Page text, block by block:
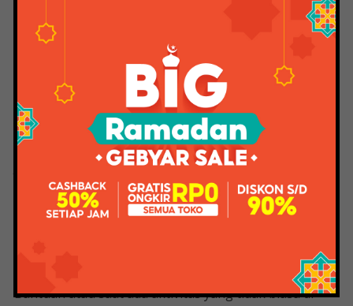
Dapatkan berita baru dan berita terpilih setiap hari
dari Kompas.com. Join Grup Telegram “Kompas.com
News Update”, caranya klik link
https://t.me/kompascomupdate, lalu gabung. Anda
perlu menginstal aplikasi Telegram di ponsel Anda.
Jixie mencari berita yang dekat dengan minat dan
minat Anda. Buletin ini disajikan sebagai artikel pilihan
yang lebih relevan dengan minat Anda.
memverifikasi akun Anda saat Anda membutuhkannya.
Bantuan atau saat ada aktivitas yang tidak biasa di